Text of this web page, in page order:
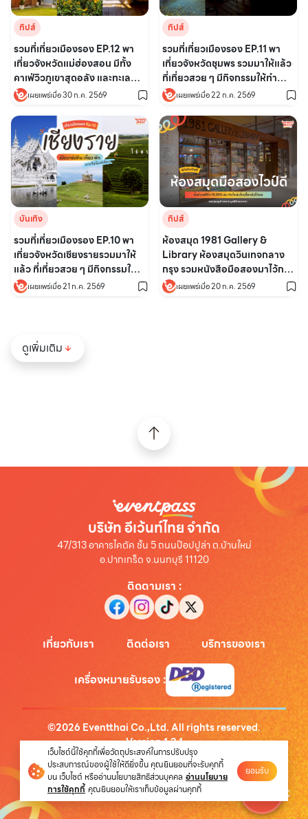
ทิปส์
รวมที่เที่ยวเมืองรอง EP.12 พา
เที่ยวจังหวัดแม่ฮ่องสอน มีทั้ง
คาเฟ่วิวภูเขาสุดอลัง และทะเล
หมอก!เผยแพร่เมื่อ 30 ก.ค. 2569
ทิปส์
รวมที่เที่ยวเมืองรอง EP.11 พา
เที่ยวจังหวัดชุมพร รวมมาให้แล้ว
ที่เที่ยวสวย ๆ มีกิจกรรมให้ทำ
เพียบ!เผยแพร่เมื่อ 22 ก.ค. 2569
บันเทิง
รวมที่เที่ยวเมืองรอง EP.10 พา
เที่ยวจังหวัดเชียงรายรวมมาให้
แล้ว ที่เที่ยวสวย ๆ มีกิจกรรมให้
ทำเพียบ
เผยแพร่เมื่อ 21 ก.ค. 2569
ทิปส์
ห้องสมุด 1981 Gallery &
Library ห้องสมุดวินเทจกลาง
กรุง รวมหนังสือมือสองมาไว้กว่า
หมื่นเล่ม
เผยแพร่เมื่อ 20 ก.ค. 2569
ดูเพิ่มเติม
บริษัท อีเว้นท์ไทย จำกัด
47/313 อาคารไคตัค ชั้น 5 ถนนป๊อปปูล่า ต.บ้านใหม่
อ.ปากเกร็ด จ.นนทบุรี 11120
ติดตามเรา :
เกี่ยวกับเรา ติดต่อเรา บริการของเรา
เครื่องหมายรับรอง:
©2026 Eventthai Co.,Ltd. All rights reserved.
Version1.3.1
นโยบายความเป็นส่วนตัว
เว็บไซต์นี้ใช้คุกกี้เพื่อวัตถุประสงค์ในการปรับปรุง
ประสบการณ์ของผู้ใช้ให้ดียิ่งขึ้น คุณยินยอมที่จะรับคุกกี้
บน เว็บไซต์ หรืออ่านนโยบายสิทธิส่วนบุคคล อ่านนโยบาย
การใช้คุกกี้ คุณยินยอมให้เราเก็บข้อมูลผ่านคุกกี้
ยอมรับ